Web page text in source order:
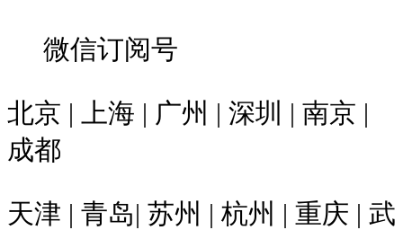
微信订阅号
北京 | 上海 | 广州 | 深圳 | 南京 |
成都
天津 | 青岛| 苏州 | 杭州 | 重庆 | 武